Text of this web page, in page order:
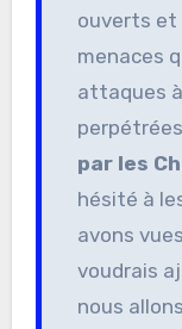
ouverts et
menaces
attaques
perpétrées
par les
hésité à
avons
voudrais
nous